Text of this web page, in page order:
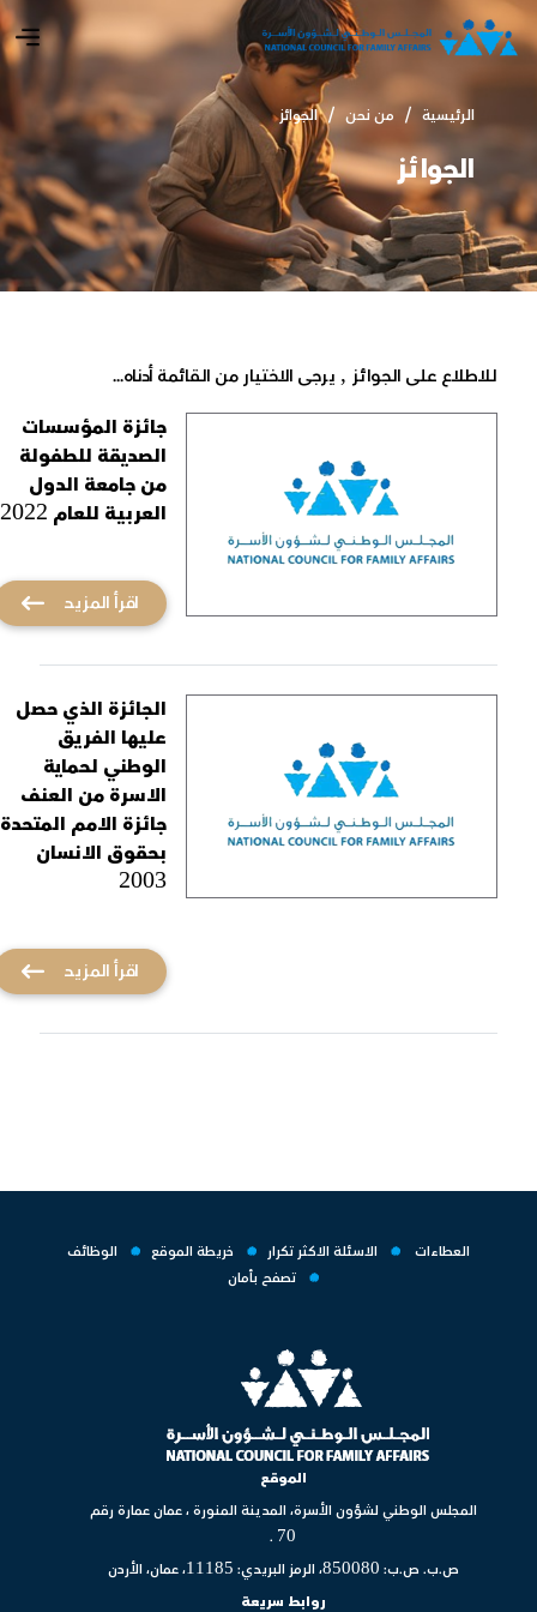
الرئيسية من نحن الجوائز
الجوائز
للاطلاع على الجوائز , يرجى الاختيار من القائمة أدناه...
جائزة المؤسسات
الصديقة للطفولة
من جامعة الدول
العربية للعام 2022
اقرأ المزيد
الجائزة الذي حصل
عليها الفريق
الوطني لحماية
الاسرة من العنف
جائزة الامم المتحدة
بحقوق الانسان
2003
اقرأ المزيد
العطاءات الاسئلة الاكثر تكرار خريطة الموقع
الوظائف
تصفح بأمان
الموقع
المجلس الوطني لشؤون الأسرة، المدينة المنورة ، عمان عمارة رقم
70 .
ص.ب. ص.ب: 850080، الرمز البريدي: 11185، عمان، الأردن
روابط سريعة